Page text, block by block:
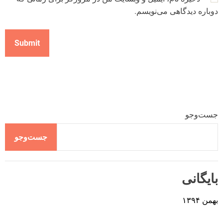
دوباره دیدگاهی می‌نویسم.
جست‌وجو
جست‌وجو
بایگانی
بهمن ۱۳۹۴